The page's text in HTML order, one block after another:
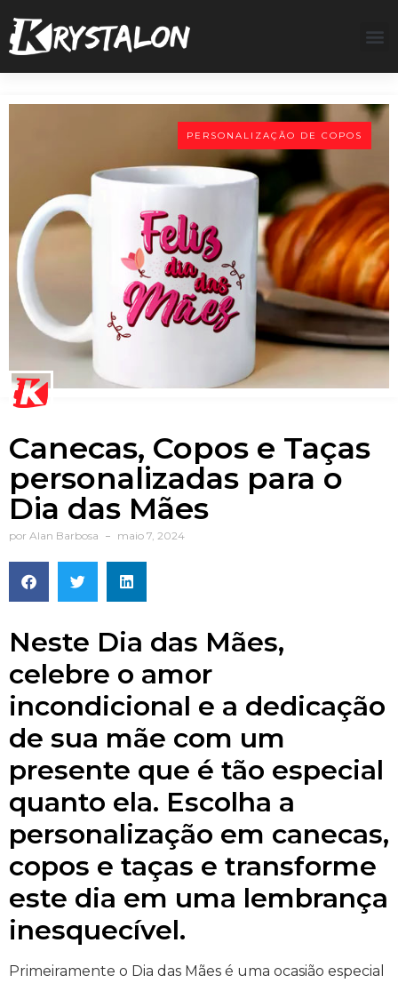
PERSONALIZAÇÃO DE COPOS
Canecas, Copos e Taças
personalizadas para o
Dia das Mães
por Alan Barbosa maio 7, 2024
Neste Dia das Mães,
celebre o amor
incondicional e a dedicação
de sua mãe com um
presente que é tão especial
quanto ela. Escolha a
personalização em canecas,
copos e taças e transforme
este dia em uma lembrança
inesquecível.
Primeiramente o Dia das Mães é uma ocasião especial